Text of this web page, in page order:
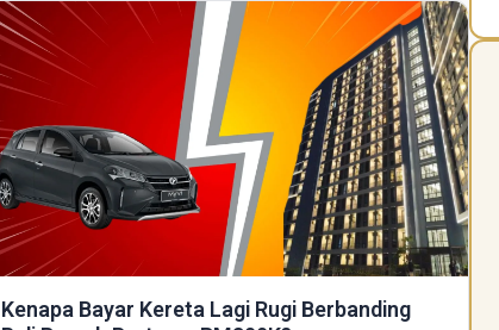
Kenapa Bayar Kereta Lagi Rugi Berbanding